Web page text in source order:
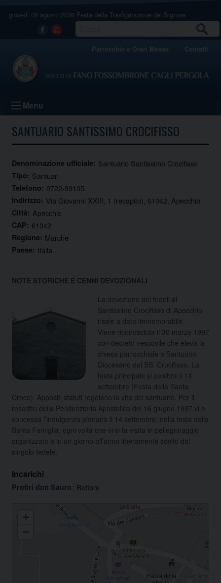
giovedì 06 agosto 2026 Festa della Trasfigurazione del Signore
Facebook
Youtube
Parrocchie e Orari Messe Contatti
Menu
SANTUARIO SANTISSIMO CROCIFISSO
Denominazione ufficiale: Santuario Santissimo Crocifisso
Tipo: Santuari
Telefono: 0722-99105
Indirizzo: Via Giovanni XXIII, 1 (recapito), 61042, Apecchio
Città: Apecchio
CAP: 61042
Regione: Marche
Paese: Italia
NOTE STORICHE E CENNI DEVOZIONALI
La devozione dei fedeli al
Santissimo Crocifisso di Apecchio
risale a data immemorabile.
Viene riconosciuta il 30 marzo 1997
con decreto vescovile che eleva la
chiesa parrocchiale a Santuario
Diocesano del SS. Crocifisso. La
festa principale si celebra il 14
settembre (Festa della Santa
Croce). Appositi statuti regolano la vita del santuario. Per il
rescritto della Penitenzieria Apostolica del 16 giugno 1997 vi è
concessa l’indulgenza plenaria il 14 settembre, nella festa della
Santa Famiglia, ogni volta che vi si fa visita in pellegrinaggio
organizzato o in un giorno all’anno liberamente scelto dal
singolo fedele.
Incarichi
Profiri don Sauro : Rettore
Santuario Santissimo Crocifisso
+
−